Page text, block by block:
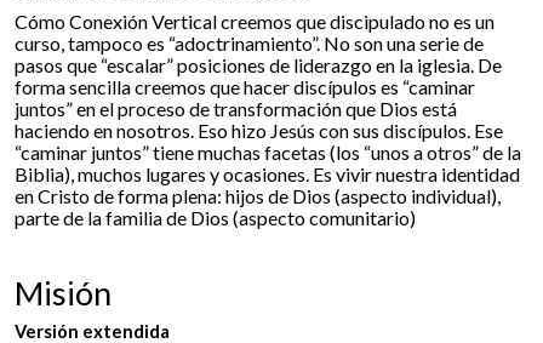
Cómo Conexión Vertical creemos que discipulado no es un
curso, tampoco es “adoctrinamiento”. No son una serie de
pasos que “escalar” posiciones de liderazgo en la iglesia. De
forma sencilla creemos que hacer discípulos es “caminar
juntos” en el proceso de transformación que Dios está
haciendo en nosotros. Eso hizo Jesús con sus discípulos. Ese
“caminar juntos” tiene muchas facetas (los “unos a otros” de la
Biblia), muchos lugares y ocasiones. Es vivir nuestra identidad
en Cristo de forma plena: hijos de Dios (aspecto individual),
parte de la familia de Dios (aspecto comunitario)
Misión
Versión extendida